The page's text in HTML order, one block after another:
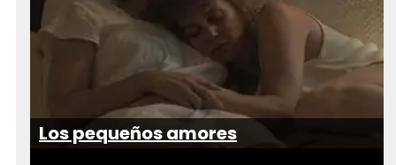
Los pequeños amores